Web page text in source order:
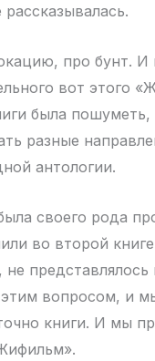
про бунт.
вот этого
была
разные
антологии.
своего рода
во второй
вопросом, и
книги. И мы